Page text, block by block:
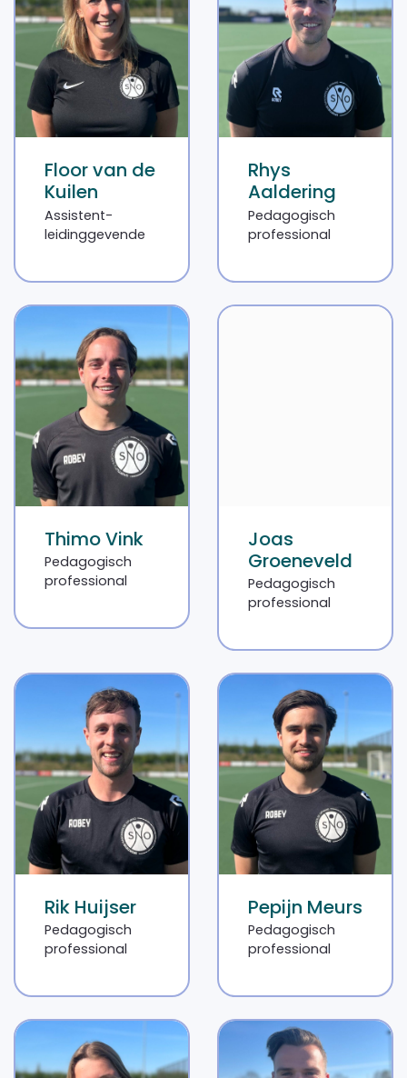
Floor van de
Kuilen
Assistent-
leidinggevende
Rhys
Aaldering
Pedagogisch
professional
Thimo Vink
Pedagogisch
professional
Joas
Groeneveld
Pedagogisch
professional
Rik Huijser
Pedagogisch
professional
Pepijn Meurs
Pedagogisch
professional